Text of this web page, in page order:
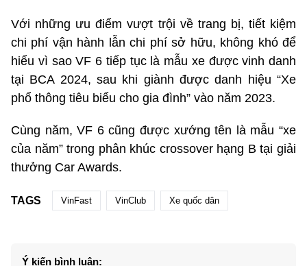
Với những ưu điểm vượt trội về trang bị, tiết kiệm
chi phí vận hành lẫn chi phí sở hữu, không khó để
hiểu vì sao VF 6 tiếp tục là mẫu xe được vinh danh
tại BCA 2024, sau khi giành được danh hiệu “Xe
phổ thông tiêu biểu cho gia đình” vào năm 2023.
Cùng năm, VF 6 cũng được xướng tên là mẫu “xe
của năm” trong phân khúc crossover hạng B tại giải
thưởng Car Awards.
TAGS VinFast VinClub Xe quốc dân
Ý kiến bình luận: